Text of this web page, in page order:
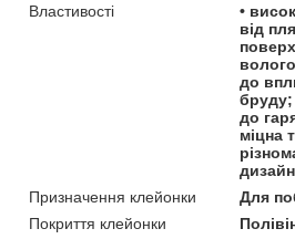
Властивості
•
від
до
бруду;
до
міцна
дизайн
Призначення клейонки
Для
Покриття клейонки